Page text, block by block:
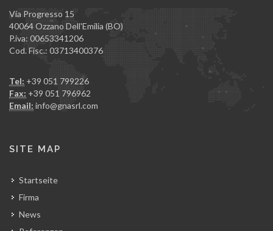
Via Progresso 15
40064 Ozzano Dell'Emilia (BO)
P.iva: 00653341206
Cod. Fisc.: 03713400376
Tel: +39 051 799226
Fax: +39 051 796962
Email: info@gnasrl.com
SITE MAP
Startseite
Firma
News